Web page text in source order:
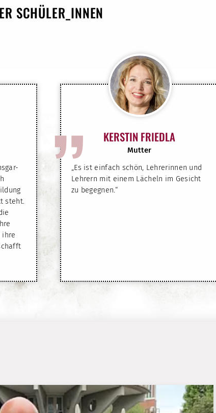
SCHÜLER_INNEN
steht.
ihre
” KERSTIN FRIEDLA
Mutter
„Es ist einfach schön, Lehrerinnen und
Lehrern mit einem Lächeln im Gesicht
zu begegnen.“